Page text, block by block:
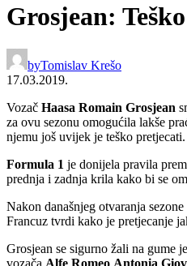
Grosjean:
byTomislav Krešo
17.03.2019.
Vozač Haasa Romain Grosjean
za ovu sezonu omogućila lakše
njemu još uvijek je teško pretjecati.
Formula 1 je donijela pravila
prednja i zadnja krila kako bi se
Nakon današnjeg otvaranja sezone
Francuz tvrdi kako je pretjecanje
Grosjean se sigurno žali na gume
vozača Alfe Romeo Antonia